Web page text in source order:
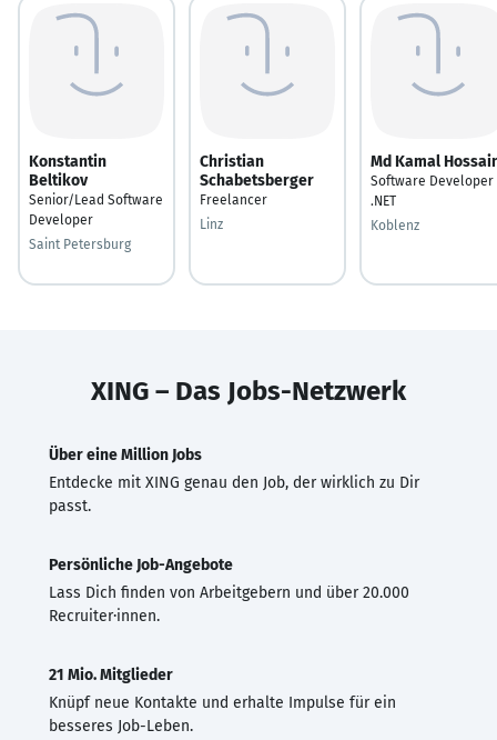
Konstantin
Beltikov
Senior/Lead Software
Developer
Saint Petersburg
Christian
Schabetsberger
Freelancer
Linz
Md Kamal
Software Developer
.NET
Koblenz
XING – Das Jobs-Netzwerk
Über eine Million Jobs
Entdecke mit XING genau den Job, der wirklich zu Dir
passt.
Persönliche Job-Angebote
Lass Dich finden von Arbeitgebern und über 20.000
Recruiter·innen.
21 Mio. Mitglieder
Knüpf neue Kontakte und erhalte Impulse für ein
besseres Job-Leben.